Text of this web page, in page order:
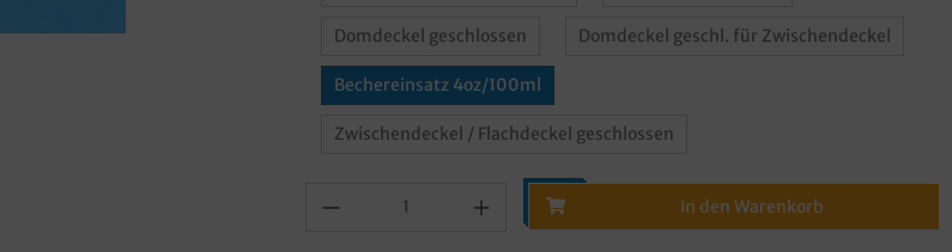
Domdeckel geschlossen Domdeckel geschl. für Zwischendeckel
Bechereinsatz 4oz/100ml
Zwischendeckel / Flachdeckel geschlossen
In den Warenkorb